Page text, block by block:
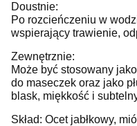
Doustnie:
Po rozcieńczeniu w
wspierający trawienie,
Zewnętrznie:
Może być stosowany
do maseczek oraz jako
blask, miękkość i
Skład: Ocet jabłkowy,